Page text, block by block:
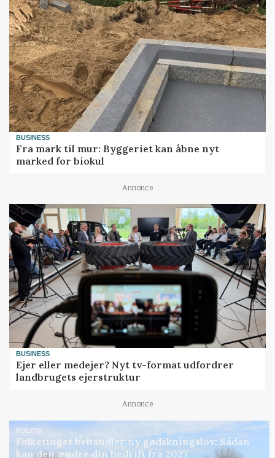
BUSINESS
Fra mark til mur: Byggeriet kan åbne nyt
marked for biokul
Annonce
BUSINESS
Ejer eller medejer? Nyt tv-format udfordrer
landbrugets ejerstruktur
Annonce
POLITIK
Folketinget behandler ny gødskningslov: Sådan
kan den ændre din bedrift fra 2027